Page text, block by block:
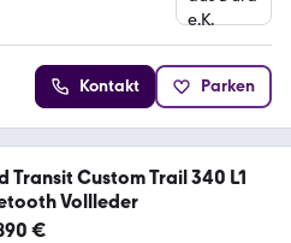
Kontakt Parken
Transit Custom Trail 340 L1
Vollleder
€